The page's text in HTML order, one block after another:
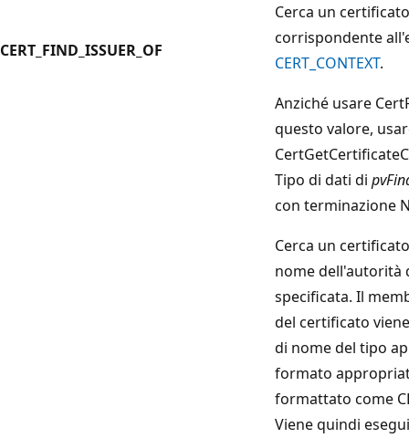
CERT_FIND_ISSUER_OF
Cerca un
corrispondente
CERT_CONTEXT.
Anziché usare
questo valore,
Tipo di dati di
con terminazione
Cerca un
nome dell'autorità
specificata. Il
del certificato
di nome del tipo
formato
formattato come
Viene quindi